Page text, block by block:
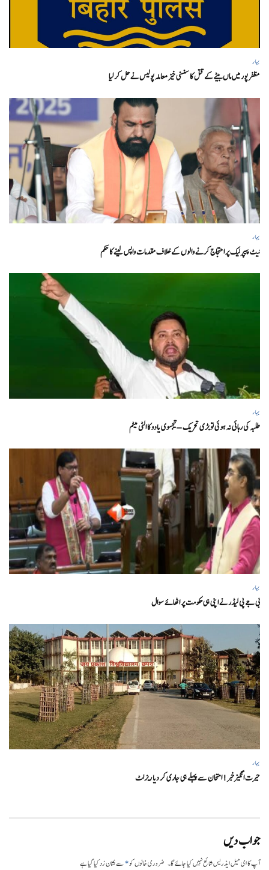
بہار
مظفر پور میں ماں بیٹے کے قتل کا سنسنی خیز معاملہ پولیس نے حل کر لیا
بہار
نیٹ پیپر لیک پر احتجاج کرنے والوں کے خلاف مقدمات واپس لینے کا حکم
بہار
طلبہ کی رہائی نہ ہوئی تو بڑی تحریک – تیجسوی یادو کا الٹی میٹم
بہار
بی جے پی لیڈر نے اپنی ہی حکومت پر اٹھائے سوال
بہار
حیرت انگیزخبر ! امتحان سے پہلے ہی جاری کر دیا ریزلٹ
جواب دیں
آپ کا ای میل ایڈریس شائع نہیں کیا جائے گا۔ ضروری خانوں کو*سے نشان زد کیا گیا ہے